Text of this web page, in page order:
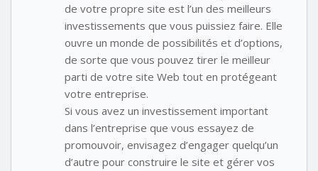
de votre propre site est l’un des meilleurs
investissements que vous puissiez faire. Elle
ouvre un monde de possibilités et d’options,
de sorte que vous pouvez tirer le meilleur
parti de votre site Web tout en protégeant
votre entreprise.
Si vous avez un investissement important
dans l’entreprise que vous essayez de
promouvoir, envisagez d’engager quelqu’un
d’autre pour construire le site et gérer vos